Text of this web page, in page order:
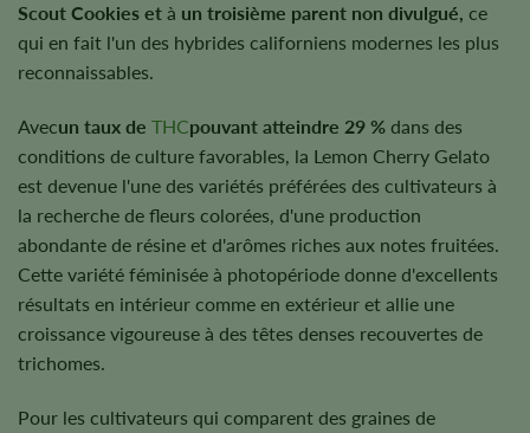
Scout Cookies et à un troisième parent non divulgué, ce
qui en fait l'un des hybrides californiens modernes les plus
reconnaissables.
Avecun taux de THCpouvant atteindre 29 % dans des
conditions de culture favorables, la Lemon Cherry Gelato
est devenue l'une des variétés préférées des cultivateurs à
la recherche de fleurs colorées, d'une production
abondante de résine et d'arômes riches aux notes fruitées.
Cette variété féminisée à photopériode donne d'excellents
résultats en intérieur comme en extérieur et allie une
croissance vigoureuse à des têtes denses recouvertes de
trichomes.
Pour les cultivateurs qui comparent des graines de